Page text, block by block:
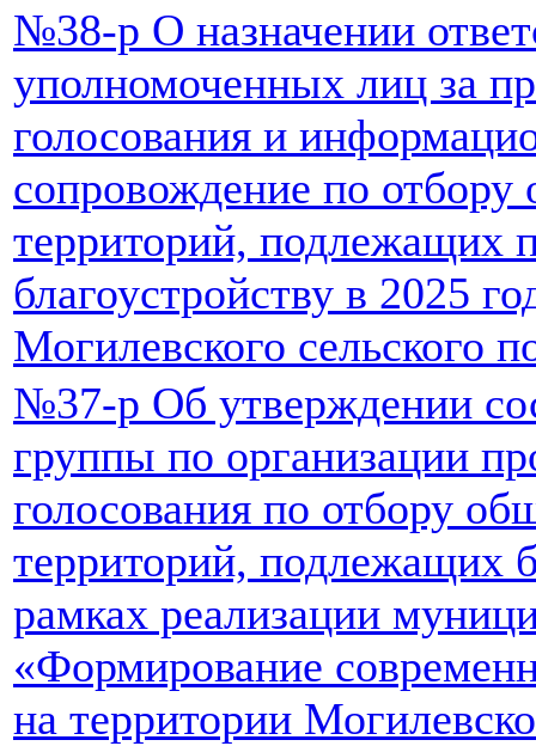
№38-р О назначении
уполномоченных лиц за
голосования и
сопровождение по
территорий, подлежащих
благоустройству в 2025
Могилевского сельского
№37-р Об утверждении
группы по организации
голосования по отбору
территорий, подлежащих
рамках реализации
«Формирование
на территории